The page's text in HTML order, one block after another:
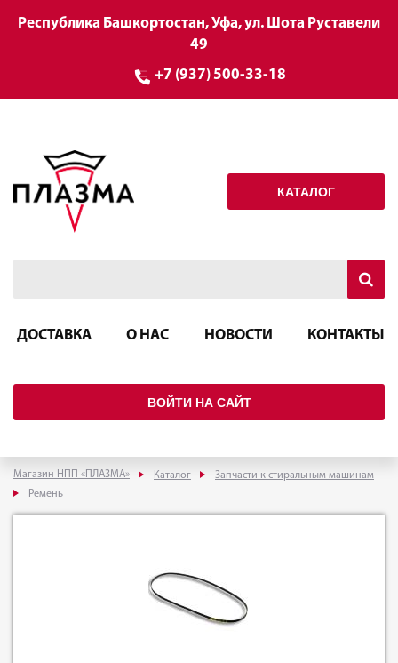
Республика Башкортостан, Уфа, ул. Шота Руставели
49
+7 (937) 500-33-18
КАТАЛОГ
ДОСТАВКА О НАС НОВОСТИ КОНТАКТЫ
ВОЙТИ НА САЙТ
Магазин НПП «ПЛАЗМА» Каталог
Запчасти к стиральным машинам
Ремень